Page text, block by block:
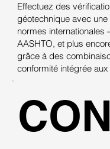
Effectuez des
géotechnique avec
normes
AASHTO, et plus
grâce à des
conformité intégrée